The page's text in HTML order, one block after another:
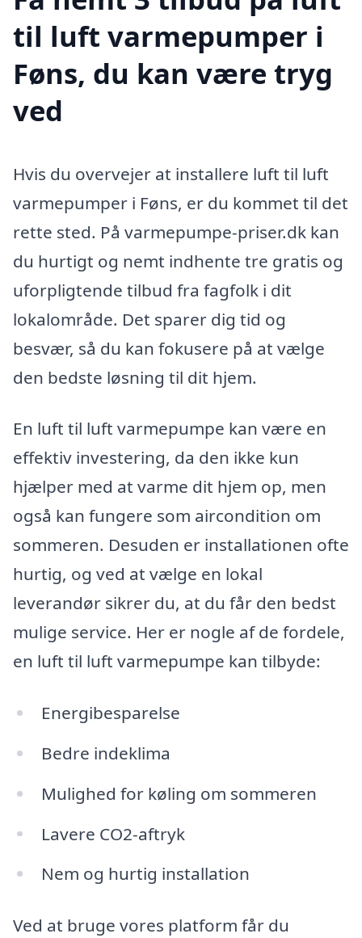
til luft varmepumper i
Føns, du kan være tryg
ved
Hvis du overvejer at installere luft til luft
varmepumper i Føns, er du kommet til det
rette sted. På varmepumpe-priser.dk kan
du hurtigt og nemt indhente tre gratis og
uforpligtende tilbud fra fagfolk i dit
lokalområde. Det sparer dig tid og
besvær, så du kan fokusere på at vælge
den bedste løsning til dit hjem.
En luft til luft varmepumpe kan være en
effektiv investering, da den ikke kun
hjælper med at varme dit hjem op, men
også kan fungere som aircondition om
sommeren. Desuden er installationen ofte
hurtig, og ved at vælge en lokal
leverandør sikrer du, at du får den bedst
mulige service. Her er nogle af de fordele,
en luft til luft varmepumpe kan tilbyde:
Energibesparelse
Bedre indeklima
Mulighed for køling om sommeren
Lavere CO2-aftryk
Nem og hurtig installation
Ved at bruge vores platform får du